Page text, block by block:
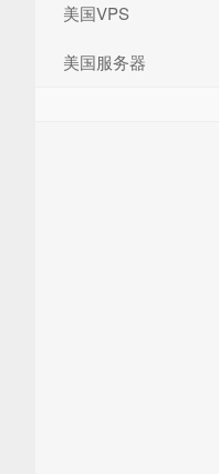
美国VPS
美国服务器